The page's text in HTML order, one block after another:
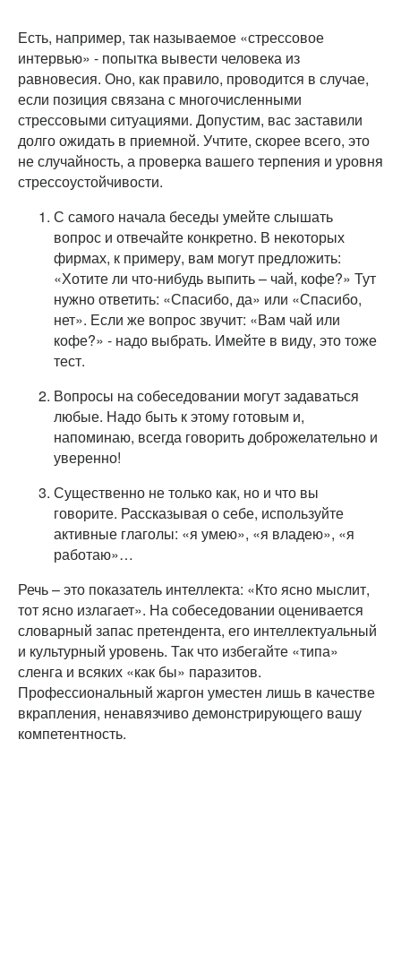
Есть, например, так называемое «стрессовое
интервью» - попытка вывести человека из
равновесия. Оно, как правило, проводится в случае,
если позиция связана с многочисленными
стрессовыми ситуациями. Допустим, вас заставили
долго ожидать в приемной. Учтите, скорее всего, это
не случайность, а проверка вашего терпения и уровня
стрессоустойчивости.
С самого начала беседы умейте слышать
вопрос и отвечайте конкретно. В некоторых
фирмах, к примеру, вам могут предложить:
«Хотите ли что-нибудь выпить – чай, кофе?» Тут
нужно ответить: «Спасибо, да» или «Спасибо,
нет». Если же вопрос звучит: «Вам чай или
кофе?» - надо выбрать. Имейте в виду, это тоже
тест.
Вопросы на собеседовании могут задаваться
любые. Надо быть к этому готовым и,
напоминаю, всегда говорить доброжелательно и
уверенно!
Существенно не только как, но и что вы
говорите. Рассказывая о себе, используйте
активные глаголы: «я умею», «я владею», «я
работаю»…
Речь – это показатель интеллекта: «Кто ясно мыслит,
тот ясно излагает». На собеседовании оценивается
словарный запас претендента, его интеллектуальный
и культурный уровень. Так что избегайте «типа»
сленга и всяких «как бы» паразитов.
Профессиональный жаргон уместен лишь в качестве
вкрапления, ненавязчиво демонстрирующего вашу
компетентность.